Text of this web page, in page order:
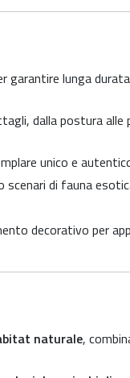
garantire lunga
dalla postura alle
unico e
scenari di fauna
decorativo per
naturale,